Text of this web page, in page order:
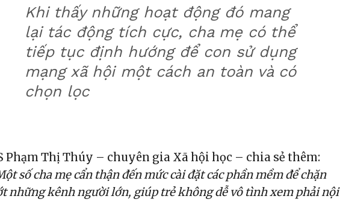
Khi thấy những hoạt động đó mang
lại tác động tích cực, cha mẹ có thể
tiếp tục định hướng để con sử dụng
mạng xã hội một cách an toàn và có
chọn lọc
Phạm Thị Thúy – chuyên gia Xã hội học – chia sẻ thêm:
số cha mẹ cẩn thận đến mức cài đặt các phần mềm để chặn
những kênh người lớn, giúp trẻ không dễ vô tình xem phải nội